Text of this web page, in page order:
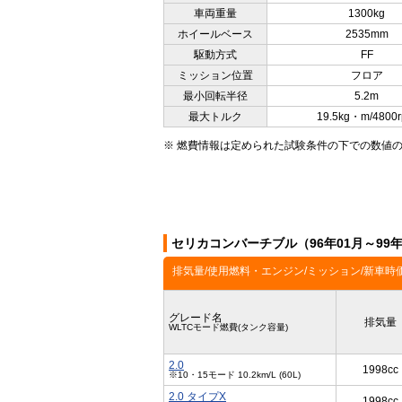
車両重量
1300kg
ホイールベース
2535mm
駆動方式
FF
ミッション位置
フロア
最小回転半径
5.2m
最大トルク
19.5kg・m/
※ 燃費情報は定められた試験条件の下での数値
セリカコンバーチブル（96年01月～99
排気量/使用燃料・エンジン/ミッション/新車時
グレード名
WLTCモード燃費(タンク容量) 排気量
2.0
※10・15モード 10.2km/L (60L) 1998cc
2.0 タイプX